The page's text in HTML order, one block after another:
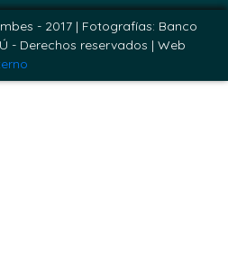
- 2017 | Fotografías: Banco
- Derechos reservados | Web